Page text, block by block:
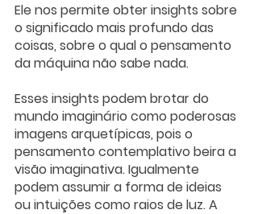
Ele nos permite obter insights sobre
o significado mais profundo das
coisas, sobre o qual o pensamento
da máquina não sabe nada.
Esses insights podem brotar do
mundo imaginário como poderosas
imagens arquetípicas, pois o
pensamento contemplativo beira a
visão imaginativa. Igualmente
podem assumir a forma de ideias
ou intuições como raios de luz. A